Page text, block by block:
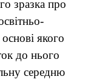
зразка про
якого
до нього
середню